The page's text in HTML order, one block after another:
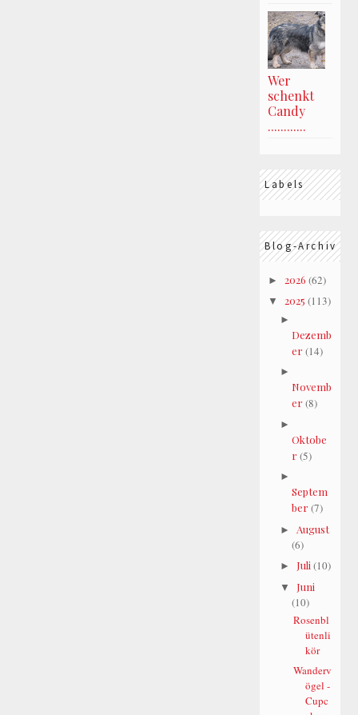
Wer
schenkt
Candy
............
Labels
Blog-Archiv
► 2026 (62)
▼ 2025 (113)
►
Dezemb
er(14)
►
Novemb
er(8)
►
Oktobe
r(5)
►
Septem
ber(7)
► August
(6)
► Juli (10)
▼ Juni
(10)
Rosenbl
ütenli
kör
Wanderv
ögel -
Cupc